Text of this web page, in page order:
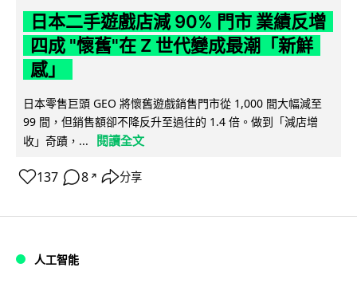
日本二手遊戲店減 90% 門市 業績反增
四成 "懷舊"在 Z 世代變成最潮「新鮮
感」
日本零售巨頭 GEO 將懷舊遊戲銷售門市從 1,000 間大幅減至
99 間，但銷售額卻不降反升至過往的 1.4 倍。做到「減店增
收」奇蹟，...
閱讀全文
137 8 ↗ 分享
人工智能